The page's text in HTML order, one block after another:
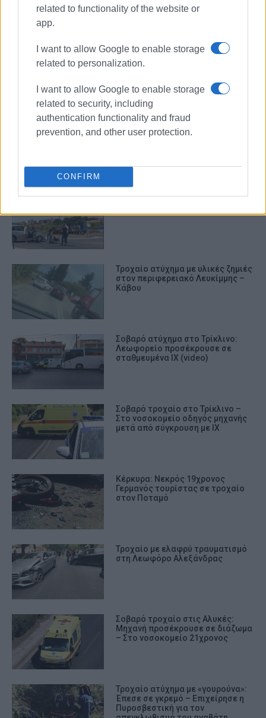
related to functionality of the website or
app.
I want to allow Google to enable storage
related to personalization.
I want to allow Google to enable storage
related to security, including
authentication functionality and fraud
prevention, and other user protection.
CONFIRM
ΣΧΕΤΙΚA AΡΘΡΑ
Τροχαίο ατύχημα με τραυματισμό
Τροχαίο ατύχημα με υλικές ζημιές
στον περιφερειακό Λευκίμμης –
Κάβου
Σοβαρό ατύχημα στο Τρίκλινο:
Λεωφορείο προσέκρουσε σε
σταθμευμένα ΙΧ (video)
Σοβαρό τροχαίο στο Τρίκλινο –
Στο νοσοκομείο οδηγός μηχανής
μετά από σύγκρουση με ΙΧ
Κέρκυρα: Νεκρός 19χρονος
Γερμανός τουρίστας σε τροχαίο
στον Ποταμό
Τροχαίο με ελαφρύ τραυματισμό
στη Λεωφόρο Αλεξάνδρας
Σοβαρό τροχαίο στις Αλυκές:
Μηχανή προσέκρουσε σε διάζωμα
– Στο νοσοκομείο 21χρονος
Τροχαίο ατύχημα με «γουρούνα»:
Έπεσε σε γκρεμό – Επιχείρησε η
Πυροσβεστική για τον